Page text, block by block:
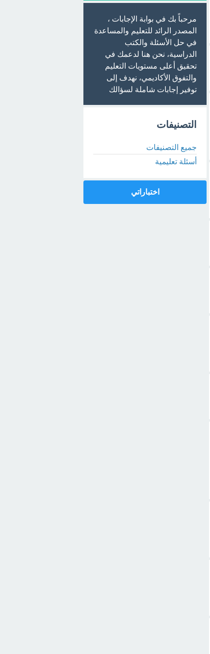
مرحباً بك في بوابة الإجابات ،
المصدر الرائد للتعليم والمساعدة
في حل الأسئلة والكتب
الدراسية، نحن هنا لدعمك في
تحقيق أعلى مستويات التعليم
والتفوق الأكاديمي، نهدف إلى
توفير إجابات شاملة لسؤالك
التصنيفات
جميع التصنيفات
أسئلة تعليمية
اختباراتي